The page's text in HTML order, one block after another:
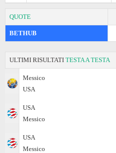
QUOTE
BETHUB
ULTIMI RISULTATI TESTA A TESTA
Messico
USA
USA
Messico
USA
Messico